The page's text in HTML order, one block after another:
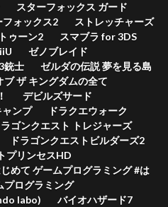
スターフォックス ガード
フォックス2
ストレッチャーズ
ゥーン2
スマブラ for 3DS
ゼノブレイド
銃士
ゼルダの伝説 夢を見る島
ザ キングダムの全て
デビルズサード
ャンプ
ドラクエウォーク
ラゴンクエスト トレジャーズ
ドラゴンクエストビルダーズ2
プリンセスHD
めて ゲームプログラミング #は
プログラミング
labo)
バイオハザード7